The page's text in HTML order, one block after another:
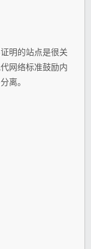
明的站点是很关
网络标准鼓励内
离。